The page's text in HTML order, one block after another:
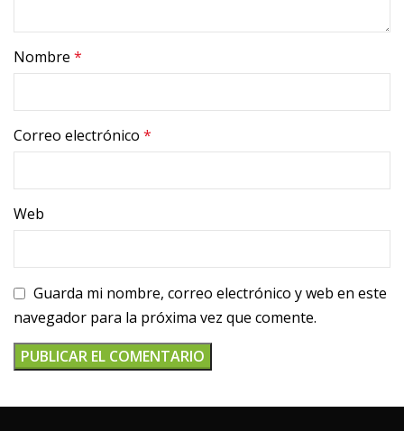
Nombre *
Correo electrónico *
Web
Guarda mi nombre, correo electrónico y web en este
navegador para la próxima vez que comente.